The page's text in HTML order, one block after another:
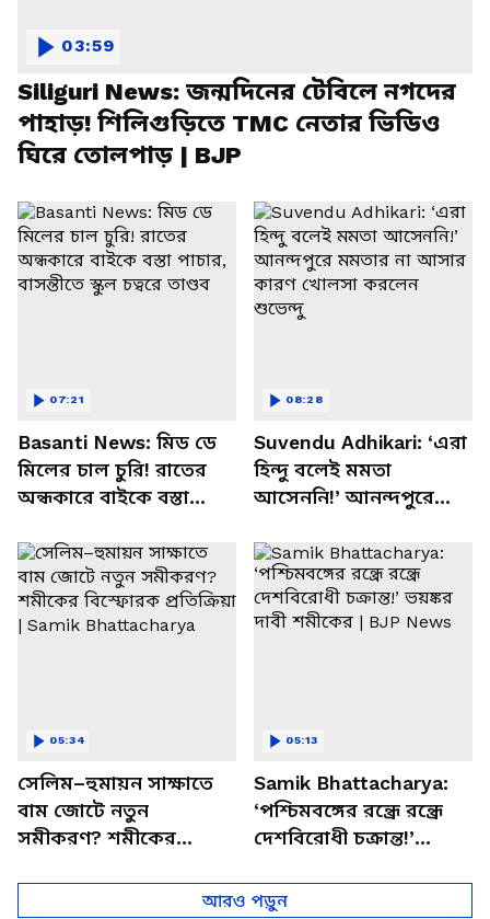
Siliguri News: জন্মদিনের টেবিলে নগদের
পাহাড়! শিলিগুড়িতে TMC নেতার ভিডিও
ঘিরে তোলপাড় | BJP
03:59
Basanti News: মিড ডে
মিলের চাল চুরি! রাতের
অন্ধকারে বাইকে বস্তা
চত্বরে তাণ্ডব
07:21
Suvendu Adhikari: ‘এরা
হিন্দু বলেই মমতা
আসেননি!’ আনন্দপুরে
খোলসা করলেন শুভেন্দু
08:28
সেলিম–হুমায়ন সাক্ষাতে
বাম জোটে নতুন
সমীকরণ? শমীকের
Samik Bhattacharya
05:34
Samik Bhattacharya:
‘পশ্চিমবঙ্গের রন্ধ্রে রন্ধ্রে
দেশবিরোধী চক্রান্ত!’
BJP News
05:13
আরও পড়ুন